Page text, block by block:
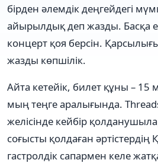
бірден әлемдік деңгейдегі
айырылдық деп жазды. Басқа
концерт қоя берсін.
жазды көпшілік.
Айта кетейік, билет құны –
мың теңге аралығында.
желісінде кейбір
соғысты қолдаған әртістердің
гастролдік сапармен келе